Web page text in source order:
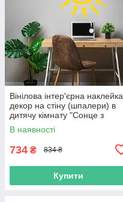
Вінілова інтер'єрна наклейка
декор на стіну (шпалери) в
дитячу кімнату "Сонце з
променями Sun" з Оракала
В наявності
734 ₴ 834 ₴
Купити